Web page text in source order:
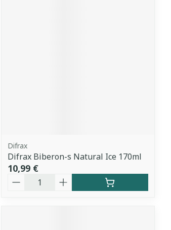
Difrax
Difrax Biberon-s Natural Ice 170ml
10,99 €
Quantité